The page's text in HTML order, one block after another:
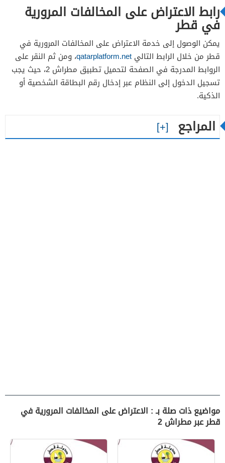
رابط الاعتراض على المخالفات المرورية
في قطر
يمكن الوصول إلى خدمة الاعتراض على المخالفات المرورية في
قطر من خلال الرابط التالي qatarplatform.net، ومن ثم النقر على
الروابط المدرجة في الصفحة لتحميل تطبيق مطراش 2، حيث يجب
تسجيل الدخول إلى النظام عبر إدخال رقم البطاقة الشخصية أو
الذكية.
المراجع
مواضيع ذات صلة بـ : الاعتراض على المخالفات المرورية في
قطر عبر مطراش 2